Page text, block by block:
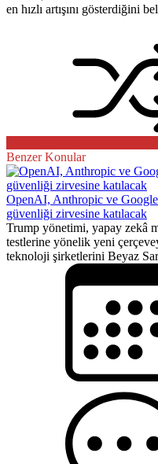
en hızlı artışını gösterdiğini
Benzer Konular
OpenAI, Anthropic ve Google
güvenliği zirvesine katılacak
Trump yönetimi, yapay zekâ
testlerine yönelik yeni
teknoloji şirketlerini Beyaz